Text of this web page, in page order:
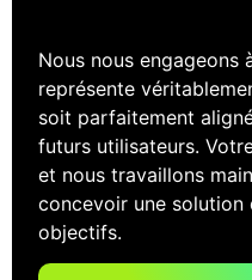
Nous nous engageons
représente
soit parfaitement
futurs utilisateurs.
et nous travaillons
concevoir une
objectifs.